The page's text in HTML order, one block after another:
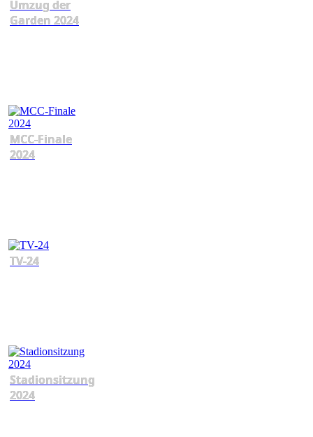
Umzug der
Garden 2024
MCC-Finale
2024
TV-24
Stadionsitzung
2024